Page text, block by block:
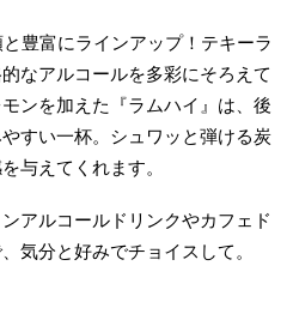
豊富にラインアップ！テキーラ
なアルコールを多彩にそろえて
ンを加えた『ラムハイ』は、後
すい一杯。シュワッと弾ける炭
与えてくれます。
アルコールドリンクやカフェド
気分と好みでチョイスして。